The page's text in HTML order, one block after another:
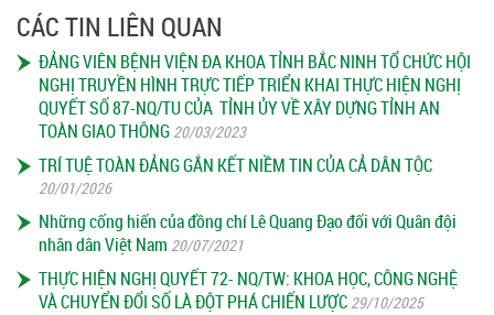
CÁC TIN LIÊN QUAN
ĐẢNG VIÊN BỆNH VIỆN ĐA KHOA TỈNH BẮC NINH TỔ CHỨC HỘI
NGHỊ TRUYỀN HÌNH TRỰC TIẾP TRIỂN KHAI THỰC HIỆN NGHỊ
QUYẾT SỐ 87-NQ/TU CỦA TỈNH ỦY VỀ XÂY DỰNG TỈNH AN
TOÀN GIAO THÔNG 20/03/2023
TRÍ TUỆ TOÀN ĐẢNG GẮN KẾT NIỀM TIN CỦA CẢ DÂN TỘC
20/01/2026
Những cống hiến của đồng chí Lê Quang Đạo đối với Quân đội
nhân dân Việt Nam 20/07/2021
THỰC HIỆN NGHỊ QUYẾT 72- NQ/TW: KHOA HỌC, CÔNG NGHỆ
VÀ CHUYỂN ĐỔI SỐ LÀ ĐỘT PHÁ CHIẾN LƯỢC 29/10/2025